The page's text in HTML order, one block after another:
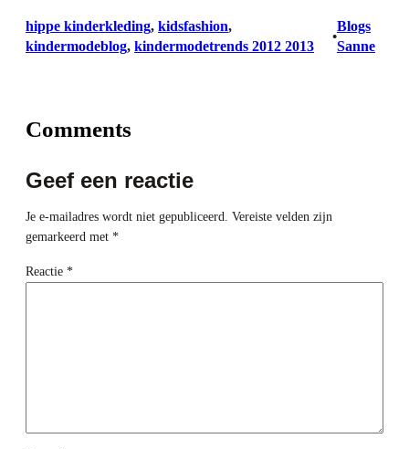
hippe kinderkleding, kidsfashion
kindermodeblog, kindermodetrends 2012 2013
•
Blogs
Sanne
Comments
Geef een reactie
Je e-mailadres wordt niet gepubliceerd. Vereiste velden zijn
gemarkeerd met *
Reactie *